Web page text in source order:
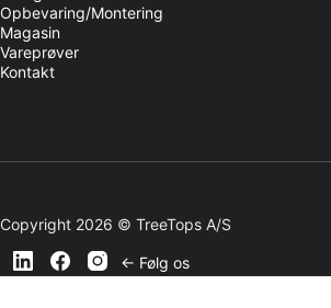
Opbevaring/Montering
Magasin
Vareprøver
Kontakt
Copyright 2026 © TreeTops A/S
← Følg os